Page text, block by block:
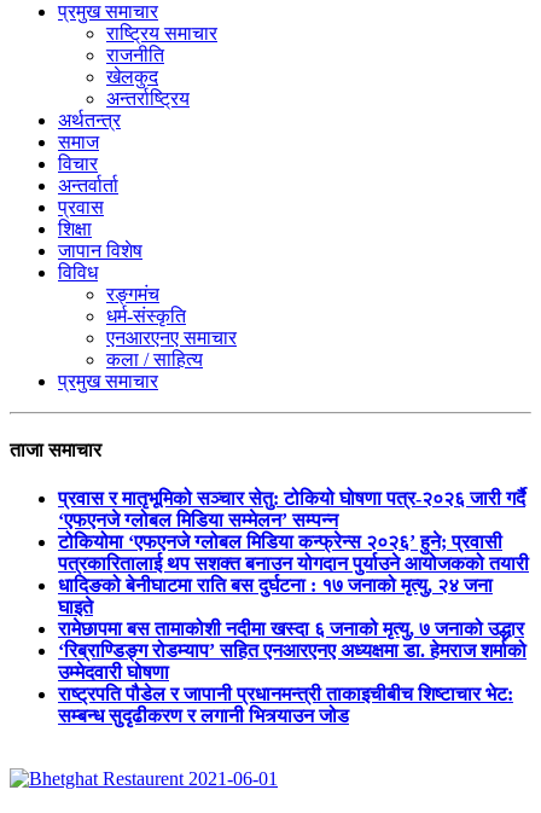
प्रमुख समाचार
राष्ट्रिय समाचार
राजनीति
खेलकुद
अन्तर्राष्ट्रिय
अर्थतन्त्र
समाज
विचार
अन्तर्वार्ता
प्रवास
शिक्षा
जापान विशेष
विविध
रङ्गमंच
धर्म-संस्कृति
एनआरएनए समाचार
कला / साहित्य
प्रमुख समाचार
ताजा समाचार
प्रवास र मातृभूमिको सञ्चार सेतु: टोकियो घोषणा पत्र-२०२६ जारी गर्दै
‘एफएनजे ग्लोबल मिडिया सम्मेलन’ सम्पन्न
टोकियोमा ‘एफएनजे ग्लोबल मिडिया कन्फ्रेन्स २०२६’ हुने; प्रवासी
पत्रकारितालाई थप सशक्त बनाउन योगदान पुर्याउने आयोजकको तयारी
धादिङको बेनीघाटमा राति बस दुर्घटना : १७ जनाको मृत्यु, २४ जना
घाइते
रामेछापमा बस तामाकोशी नदीमा खस्दा ६ जनाको मृत्यु, ७ जनाको उद्धार
‘रिब्राण्डिङ्ग रोडम्याप’ सहित एनआरएनए अध्यक्षमा डा. हेमराज शर्माको
उम्मेदवारी घोषणा
राष्ट्रपति पौडेल र जापानी प्रधानमन्त्री ताकाइचीबीच शिष्टाचार भेट:
सम्बन्ध सुदृढीकरण र लगानी भित्र्याउन जोड